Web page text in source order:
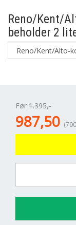
Reno/Kent/
beholder 2
Før 1.395,-
987,50